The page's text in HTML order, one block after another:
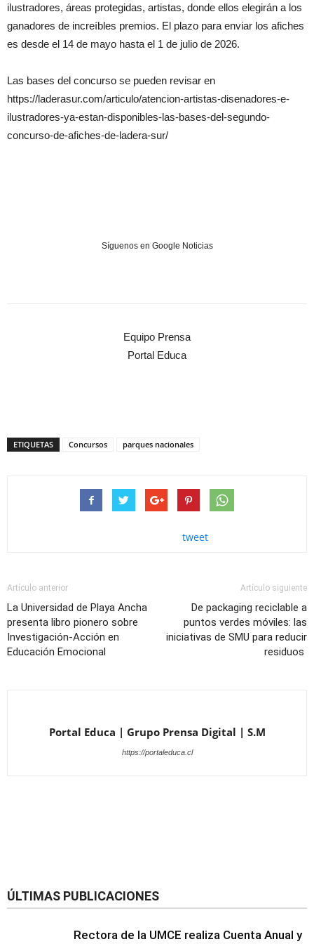
ilustradores, áreas protegidas, artistas, donde ellos elegirán a los
ganadores de increíbles premios. El plazo para enviar los afiches
es desde el 14 de mayo hasta el 1 de julio de 2026.
Las bases del concurso se pueden revisar en
https://laderasur.com/articulo/atencion-artistas-disenadores-e-
ilustradores-ya-estan-disponibles-las-bases-del-segundo-
concurso-de-afiches-de-ladera-sur/
Síguenos en Google Noticias
Equipo Prensa
Portal Educa
ETIQUETAS Concursos parques nacionales
tweet
Artículo anterior
La Universidad de Playa Ancha
presenta libro pionero sobre
Investigación-Acción en
Educación Emocional
Artículo siguiente
De packaging reciclable a
puntos verdes móviles: las
iniciativas de SMU para reducir
residuos
Portal Educa | Grupo Prensa Digital | S.M
https://portaleduca.cl
ÚLTIMAS PUBLICACIONES
Rectora de la UMCE realiza Cuenta Anual y